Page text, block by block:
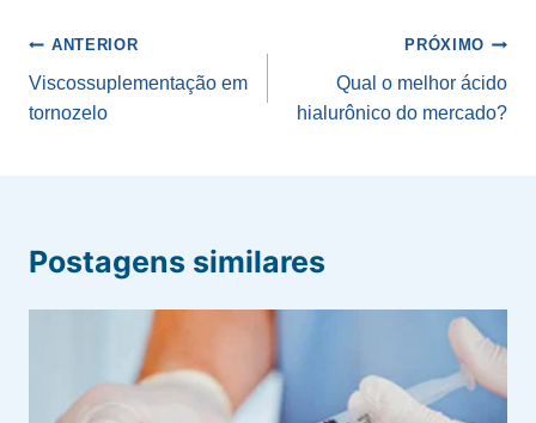
Navegação
de
Post
ANTERIOR
Viscossuplementação em
tornozelo
PRÓXIMO
Qual o melhor ácido
hialurônico do mercado?
Postagens similares